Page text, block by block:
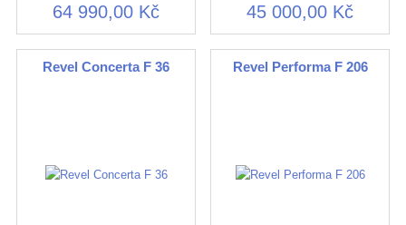
64 990,00 Kč 45 000,00 Kč
Revel Concerta F 36 Revel Performa F 206